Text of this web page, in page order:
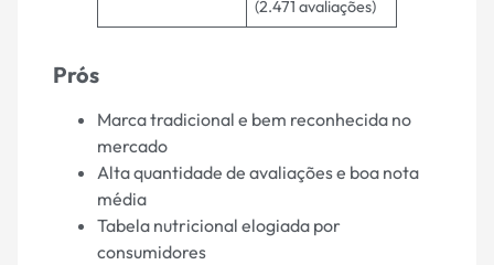
(2.471 avaliações)
Prós
Marca tradicional e bem reconhecida no
mercado
Alta quantidade de avaliações e boa nota
média
Tabela nutricional elogiada por
consumidores